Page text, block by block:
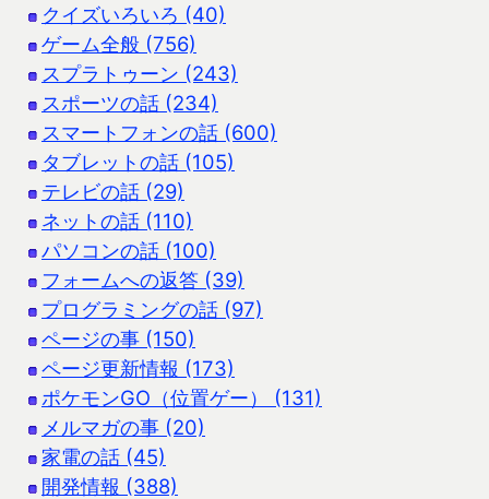
クイズいろいろ (40)
ゲーム全般 (756)
スプラトゥーン (243)
スポーツの話 (234)
スマートフォンの話 (600)
タブレットの話 (105)
テレビの話 (29)
ネットの話 (110)
パソコンの話 (100)
フォームへの返答 (39)
プログラミングの話 (97)
ページの事 (150)
ページ更新情報 (173)
ポケモンGO（位置ゲー） (131)
メルマガの事 (20)
家電の話 (45)
開発情報 (388)